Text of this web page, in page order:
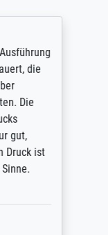
die
Die
gut,
Druck ist